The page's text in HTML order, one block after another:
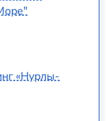
«Нурлы-